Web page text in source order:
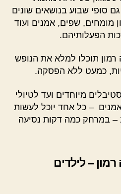
סופי שבוע בנושאים שונים
מומחים, שפים, אמנים ועוד
הפעלותיהם.
תוכלו למלא את הנופש
כמעט ללא הפסקה.
מיוחדים ועד לטיולי
אמנים – כל אחד יוכל לעשות
– במרחק כמה דקות נסיעה
– לילדים